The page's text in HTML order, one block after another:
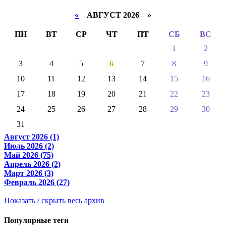
« АВГУСТ 2026 »
ПН ВТ СР ЧТ ПТ СБ
ВС
1
2
3
4 5 6 7 8
9
10
11 12 13 14 15
16
17
18 19 20 21 22
23
24
25 26 27 28 29
30
31
Август 2026 (1)
Июль 2026 (2)
Май 2026 (75)
Апрель 2026 (2)
Март 2026 (3)
Февраль 2026 (27)
Показать / скрыть весь архив
Популярные теги